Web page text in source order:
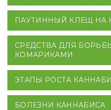
ПАУТИННЫЙ КЛЕЩ НА
СРЕДСТВА ДЛЯ
КОМАРИКАМИ
ЭТАПЫ РОСТА
БОЛЕЗНИ КАННАБИСА